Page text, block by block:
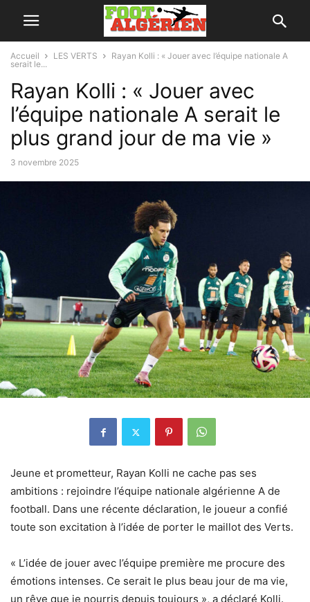
Accueil LES VERTS
Rayan Kolli : « Jouer avec l’équipe nationale A
serait le...
Rayan Kolli : « Jouer avec
l’équipe nationale A serait le
plus grand jour de ma vie »
3 novembre 2025
Jeune et prometteur, Rayan Kolli ne cache pas ses
ambitions : rejoindre l’équipe nationale algérienne A de
football. Dans une récente déclaration, le joueur a confié
toute son excitation à l’idée de porter le maillot des Verts.
« L’idée de jouer avec l’équipe première me procure des
émotions intenses. Ce serait le plus beau jour de ma vie,
un rêve que je nourris depuis toujours », a déclaré Kolli.